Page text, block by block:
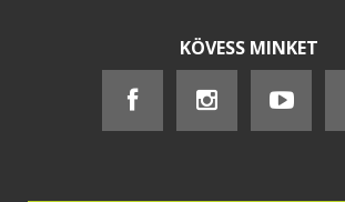
KÖVESS MINKET